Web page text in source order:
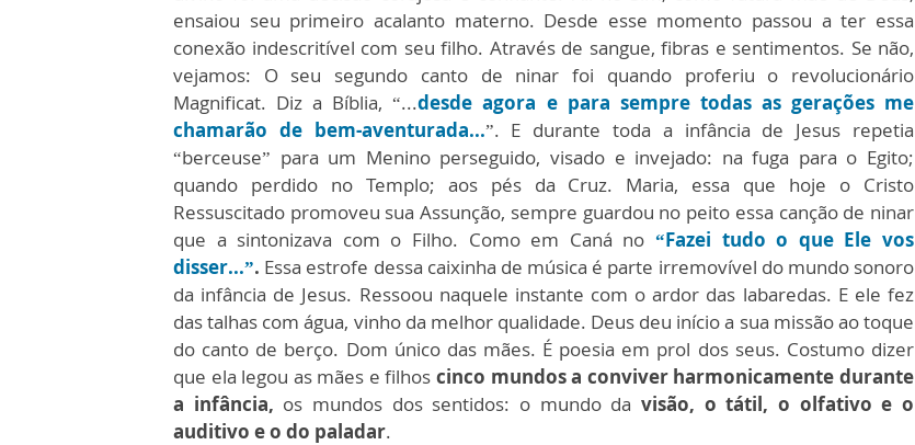
ensaiou seu primeiro acalanto materno. Desde esse momento passou a ter essa
conexão indescritível com seu filho. Através de sangue, fibras e sentimentos. Se não,
vejamos: O seu segundo canto de ninar foi quando proferiu o revolucionário
Magnificat. Diz a Bíblia, “...desde agora e para sempre todas as gerações me
chamarão de bem-aventurada...”. E durante toda a infância de Jesus repetia
“berceuse” para um Menino perseguido, visado e invejado: na fuga para o Egito;
quando perdido no Templo; aos pés da Cruz. Maria, essa que hoje o Cristo
Ressuscitado promoveu sua Assunção, sempre guardou no peito essa canção de ninar
que a sintonizava com o Filho. Como em Caná no “Fazei tudo o que Ele vos
disser...”. Essa estrofe dessa caixinha de música é parte irremovível do mundo sonoro
da infância de Jesus. Ressoou naquele instante com o ardor das labaredas. E ele fez
das talhas com água, vinho da melhor qualidade. Deus deu início a sua missão ao toque
do canto de berço. Dom único das mães. É poesia em prol dos seus. Costumo dizer
que ela legou as mães e filhoscinco mundos a conviver harmonicamente durante
a infância, os mundos dos sentidos: o mundo da visão, o tátil, o olfativo e o
auditivo e o do paladar.